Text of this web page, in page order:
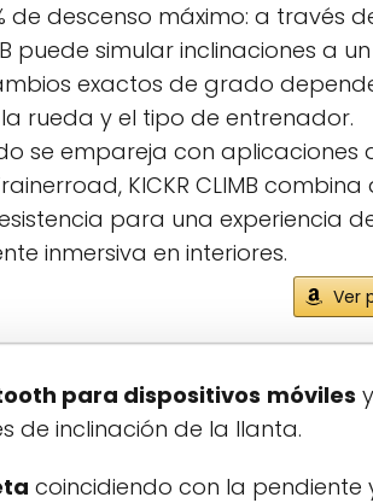
de descenso máximo: a través
puede simular inclinaciones a
exactos de grado
rueda y el tipo de entrenador.
se empareja con aplicaciones
KICKR CLIMB
para una experiencia
inmersiva en interiores.
Ver
para dispositivos móviles
de inclinación de la llanta.
coincidiendo con la pendiente